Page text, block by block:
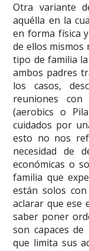
Otra variante
aquélla en la
en forma física
de ellos mismos
tipo de familia
ambos padres
los casos,
reuniones con
(aerobics o
cuidados por
esto no nos
necesidad de
económicas o
familia que
están solos
aclarar que ese
saber poner
son capaces
que limita sus